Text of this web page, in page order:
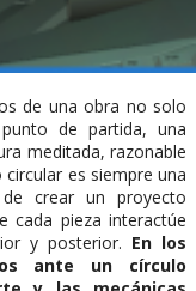
de una obra no solo
de partida, una
meditada, razonable
es siempre una
crear un proyecto
cada pieza interactúe
y posterior. En los
ante un círculo